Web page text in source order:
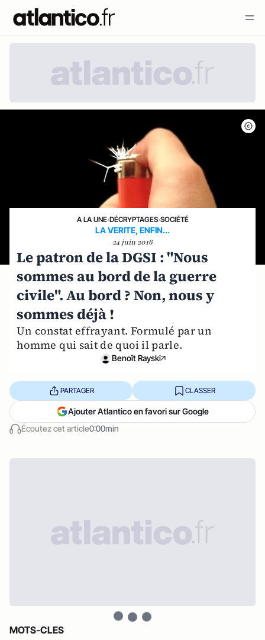
A LA UNE›DÉCRYPTAGES›SOCIÉTÉ
LA VERITE, ENFIN...
24 juin 2016
Le patron de la DGSI : "Nous
sommes au bord de la guerre
civile". Au bord ? Non, nous y
sommes déjà !
Un constat effrayant. Formulé par un
homme qui sait de quoi il parle.
Benoît Rayski
Écoutez cet article0:00min
PARTAGER CLASSER
Ajouter Atlantico en favori sur Google
MOTS-CLES